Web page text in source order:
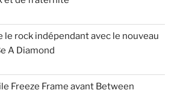
rock indépendant avec le nouveau
A Diamond
Freeze Frame avant Between